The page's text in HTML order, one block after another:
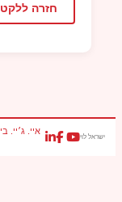
חזרה ללקט
ישראל לוי
איי. ג׳יי.